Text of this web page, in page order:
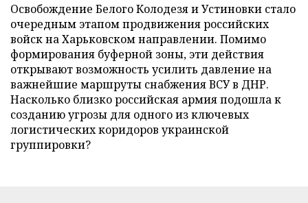
Освобождение Белого Колодезя и Устиновки стало
очередным этапом продвижения российских
войск на Харьковском направлении. Помимо
формирования буферной зоны, эти действия
открывают возможность усилить давление на
важнейшие маршруты снабжения ВСУ в ДНР.
Насколько близко российская армия подошла к
созданию угрозы для одного из ключевых
логистических коридоров украинской
группировки?